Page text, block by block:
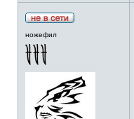
ножефил